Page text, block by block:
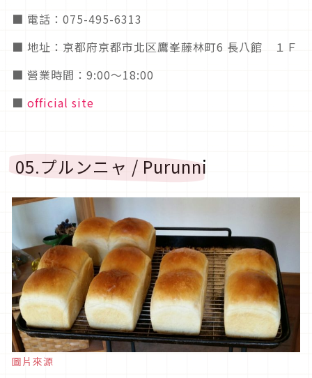
■ 電話：075-495-6313
■ 地址：京都府京都市北区鷹峯藤林町6 長八館 １Ｆ
■ 營業時間：9:00～18:00
■ official site
05.プルンニャ / Purunni
圖片來源